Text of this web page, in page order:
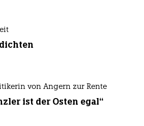
von Angern zur Rente
ist der Osten egal“